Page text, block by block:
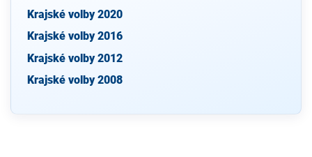
Krajské volby 2020
Krajské volby 2016
Krajské volby 2012
Krajské volby 2008